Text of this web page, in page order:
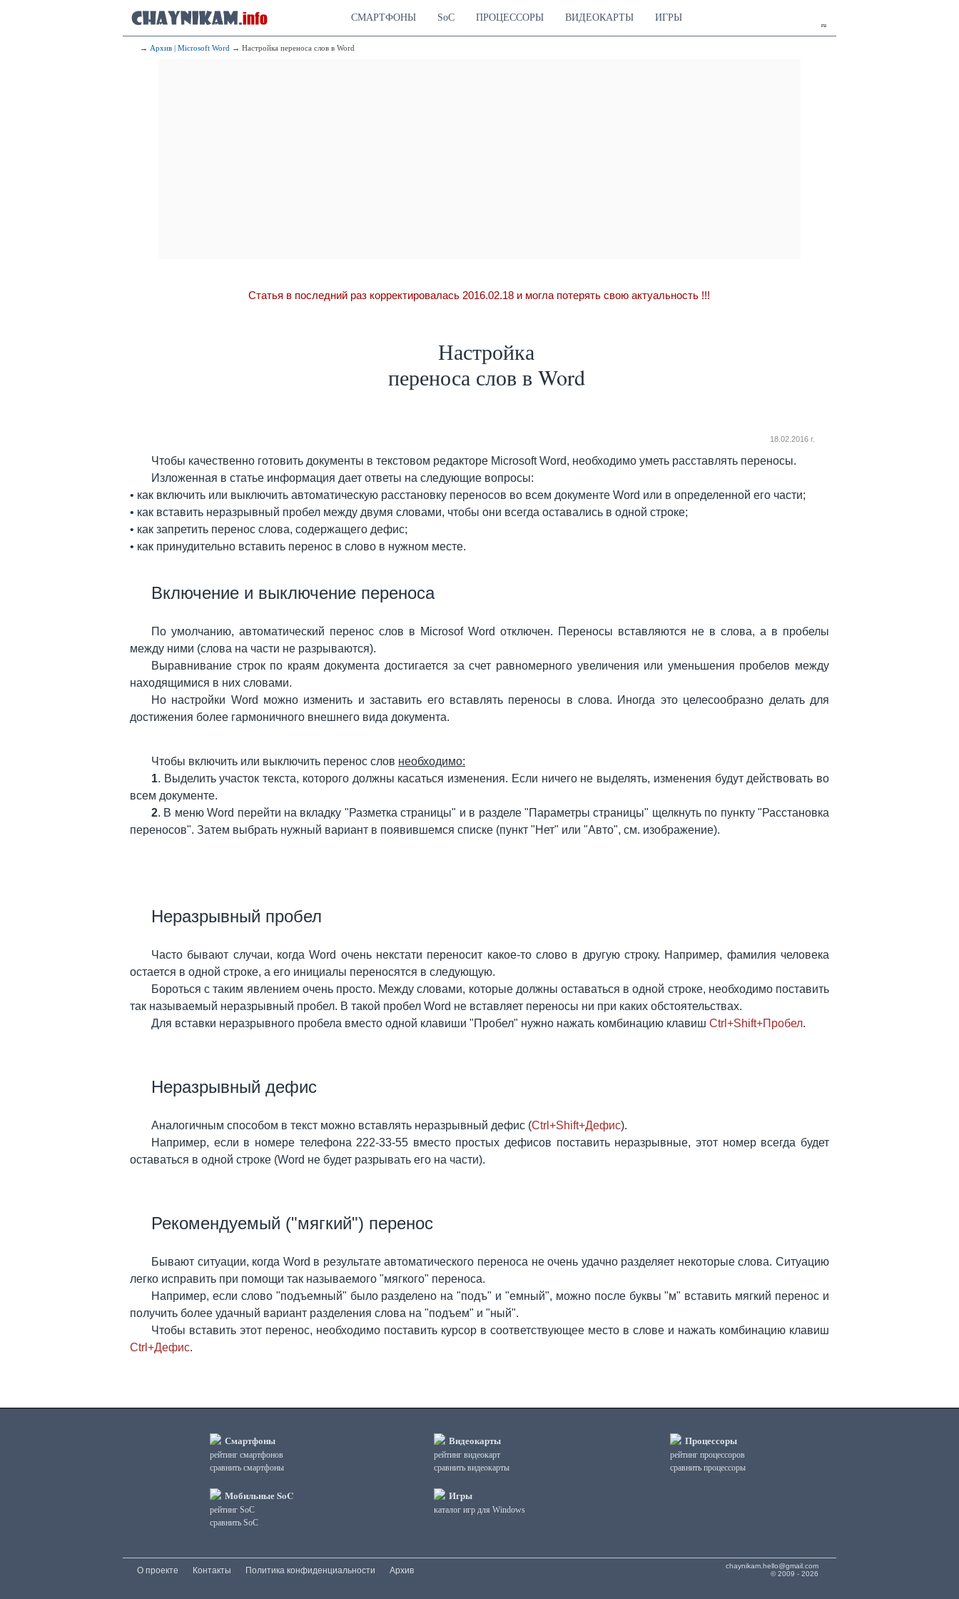
ru
СМАРТФОНЫ SoC ПРОЦЕССОРЫ ВИДЕОКАРТЫ ИГРЫ
→ Архив | Microsoft Word → Настройка переноса слов в Word
Статья в последний раз корректировалась 2016.02.18 и могла потерять свою актуальность !!!
Настройка
переноса слов в Word
18.02.2016 г.
Чтобы качественно готовить документы в текстовом редакторе Microsoft Word, необходимо уметь расставлять переносы.
Изложенная в статье информация дает ответы на следующие вопросы:
• как включить или выключить автоматическую расстановку переносов во всем документе Word или в определенной его части;
• как вставить неразрывный пробел между двумя словами, чтобы они всегда оставались в одной строке;
• как запретить перенос слова, содержащего дефис;
• как принудительно вставить перенос в слово в нужном месте.
Включение и выключение переноса
По умолчанию, автоматический перенос слов в Microsof Word отключен. Переносы вставляются не в слова, а в пробелы
между ними (слова на части не разрываются).
Выравнивание строк по краям документа достигается за счет равномерного увеличения или уменьшения пробелов между
находящимися в них словами.
Но настройки Word можно изменить и заставить его вставлять переносы в слова. Иногда это целесообразно делать для
достижения более гармоничного внешнего вида документа.
Чтобы включить или выключить перенос слов необходимо:
1. Выделить участок текста, которого должны касаться изменения. Если ничего не выделять, изменения будут действовать во
всем документе.
2. В меню Word перейти на вкладку "Разметка страницы" и в разделе "Параметры страницы" щелкнуть по пункту "Расстановка
переносов". Затем выбрать нужный вариант в появившемся списке (пункт "Нет" или "Авто", см. изображение).
Неразрывный пробел
Часто бывают случаи, когда Word очень некстати переносит какое-то слово в другую строку. Например, фамилия человека
остается в одной строке, а его инициалы переносятся в следующую.
Бороться с таким явлением очень просто. Между словами, которые должны оставаться в одной строке, необходимо поставить
так называемый неразрывный пробел. В такой пробел Word не вставляет переносы ни при каких обстоятельствах.
Для вставки неразрывного пробела вместо одной клавиши "Пробел" нужно нажать комбинацию клавиш Ctrl+Shift+Пробел.
Неразрывный дефис
Аналогичным способом в текст можно вставлять неразрывный дефис (Ctrl+Shift+Дефис).
Например, если в номере телефона 222-33-55 вместо простых дефисов поставить неразрывные, этот номер всегда будет
оставаться в одной строке (Word не будет разрывать его на части).
Рекомендуемый ("мягкий") перенос
Бывают ситуации, когда Word в результате автоматического переноса не очень удачно разделяет некоторые слова. Ситуацию
легко исправить при помощи так называемого "мягкого" переноса.
Например, если слово "подъемный" было разделено на "подъ" и "емный", можно после буквы "м" вставить мягкий перенос и
получить более удачный вариант разделения слова на "подъем" и "ный".
Чтобы вставить этот перенос, необходимо поставить курсор в соответствующее место в слове и нажать комбинацию клавиш
Ctrl+Дефис.
Смартфоны
рейтинг смартфонов
сравнить смартфоны
Мобильные SoC
рейтинг SoC
сравнить SoC
Видеокарты
рейтинг видеокарт
сравнить видеокарты
Игры
каталог игр для Windows
Процессоры
рейтинг процессоров
сравнить процессоры
chaynikam.hello@gmail.com
© 2009 - 2026
О проекте Контакты Политика конфиденциальности Архив